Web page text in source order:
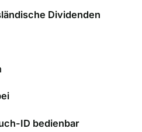
Dividenden
ID bedienbar